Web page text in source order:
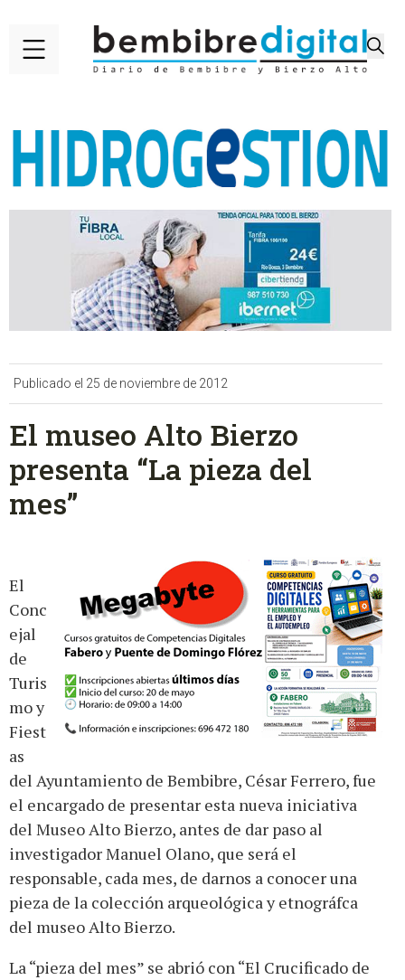
Publicado el 25 de noviembre de 2012
El museo Alto Bierzo
presenta “La pieza del
mes”
El
Conc
ejal
de
Turis
mo y
Fiest
as
del Ayuntamiento de Bembibre, César Ferrero, fue
el encargado de presentar esta nueva iniciativa
del Museo Alto Bierzo, antes de dar paso al
investigador Manuel Olano, que será el
responsable, cada mes, de darnos a conocer una
pieza de la colección arqueológica y etnográfca
del museo Alto Bierzo.
La “pieza del mes” se abrió con “El Crucificado de